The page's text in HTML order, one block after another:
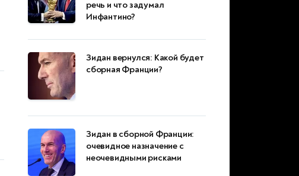
речь и что задумал
Инфантино?
Зидан вернулся: Какой будет
сборная Франции?
Зидан в сборной Франции:
очевидное назначение с
неочевидными рисками